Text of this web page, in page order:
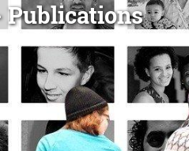
Publications